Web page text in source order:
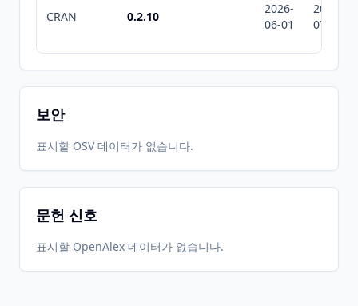
CRAN 0.2.10
2026-
06-01
2026-
07-10
보안
표시할 OSV 데이터가 없습니다.
문헌 신호
표시할 OpenAlex 데이터가 없습니다.